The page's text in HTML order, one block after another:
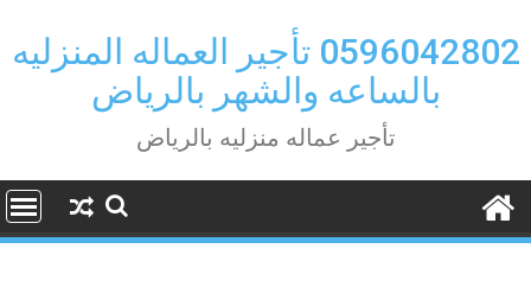
to
content
0596042802 تأجير العماله المنزليه
بالساعه والشهر بالرياض
تأجير عماله منزليه بالرياض